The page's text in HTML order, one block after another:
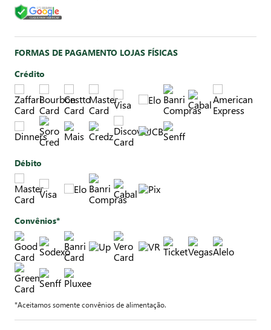
FORMAS DE PAGAMENTO LOJAS FÍSICAS
Crédito
Débito
Convênios*
*Aceitamos somente convênios de alimentação.